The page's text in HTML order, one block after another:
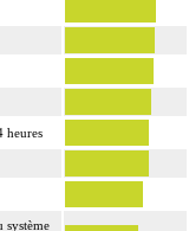
heures
système